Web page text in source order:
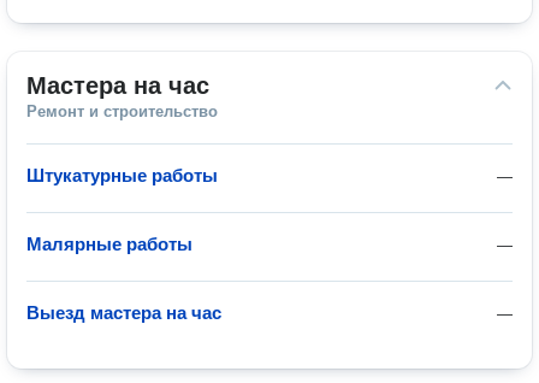
Мастера на час
Ремонт и строительство
—
Штукатурные работы
—
Малярные работы
—
Выезд мастера на час